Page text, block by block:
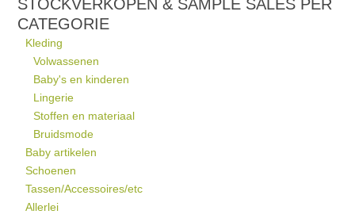
STOCKVERKOPEN & SAMPLE SALES PER
CATEGORIE
Kleding
Volwassenen
Baby's en kinderen
Lingerie
Stoffen en materiaal
Bruidsmode
Baby artikelen
Schoenen
Tassen/Accessoires/etc
Allerlei